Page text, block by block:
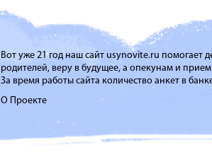
Вот уже 21 год наш сайт usynovite.ru помогает
родителей, веру в будущее, а опекунам и
За время работы сайта количество анкет в
О Проекте